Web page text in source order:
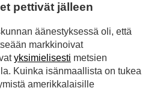
pettivät jälleen
äänestyksessä oli, että
markkinoivat
yksimielisesti metsien
Kuinka isänmaallista on tukea
amerikkalaisille